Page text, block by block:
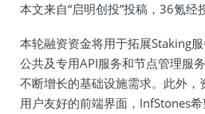
本文来自“启明创投”投稿，36氪经
本轮融资资金将用于拓展Staking
公共及专用API服务和节点管理服
不断增长的基础设施需求。此外，
用户友好的前端界面，InfStones